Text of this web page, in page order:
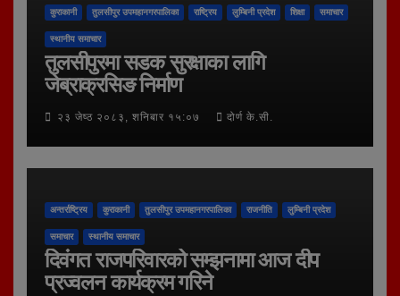
कुराकानी तुलसीपुर उपमहानगरपालिका राष्ट्रिय लुम्बिनी प्रदेश शिक्षा समाचार
स्थानीय समाचार
तुलसीपुरमा सडक सुरक्षाका लागि
जेब्राक्रसिङ निर्माण
२३ जेष्ठ २०८३, शनिबार १५:०७ दोर्ण के.सी.
अन्तर्राष्ट्रिय कुराकानी तुलसीपुर उपमहानगरपालिका राजनीति लुम्बिनी प्रदेश
समाचार स्थानीय समाचार
दिवंगत राजपरिवारको सम्झनामा आज दीप
प्रज्वलन कार्यक्रम गरिने